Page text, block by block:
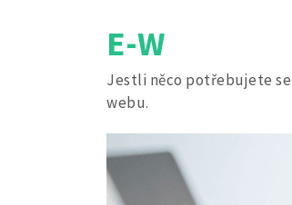
E-W
Jestli něco potřebujete
webu.